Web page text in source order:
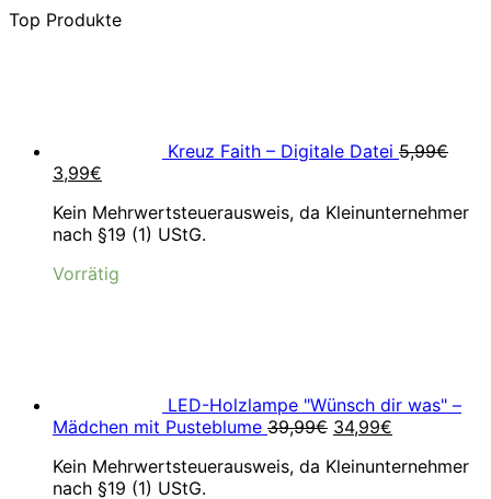
Top Produkte
Kreuz Faith – Digitale Datei 5,99€
Ursprünglicher
war:
5,99€
3,99€
ist:
3,99€.
Kein Mehrwertsteuerausweis, da Kleinunternehmer
nach §19 (1) UStG.
Vorrätig
LED-Holzlampe "Wünsch dir was" –
Mädchen mit Pusteblume 39,99€ Ursprünglicher
war:
34,99€
ist:
Kein Mehrwertsteuerausweis, da Kleinunternehmer
nach §19 (1) UStG.